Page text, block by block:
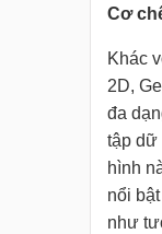
Cơ
Khác
2D,
đa
tập dữ
hình
nổi
như